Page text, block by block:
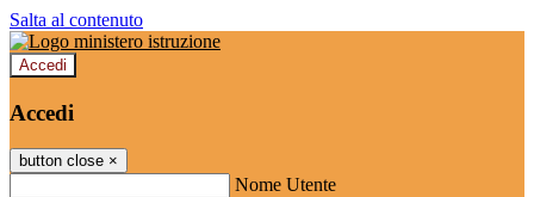
Salta al contenuto
Accedi
Accedi
button close ×
Nome Utente